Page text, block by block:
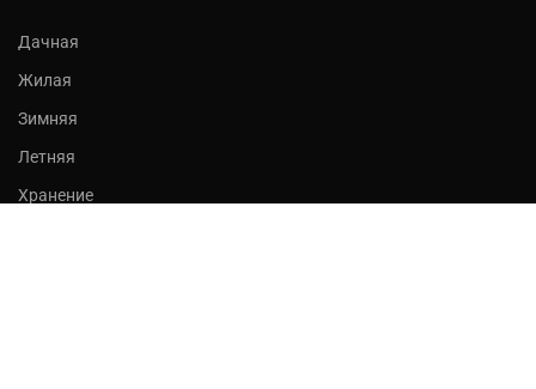
Дачная
Жилая
Зимняя
Летняя
Хранение